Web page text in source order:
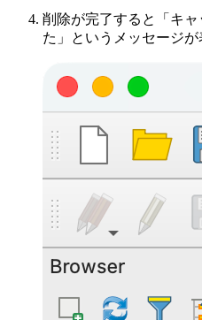
削除が完了すると「キ
た」というメッセージが